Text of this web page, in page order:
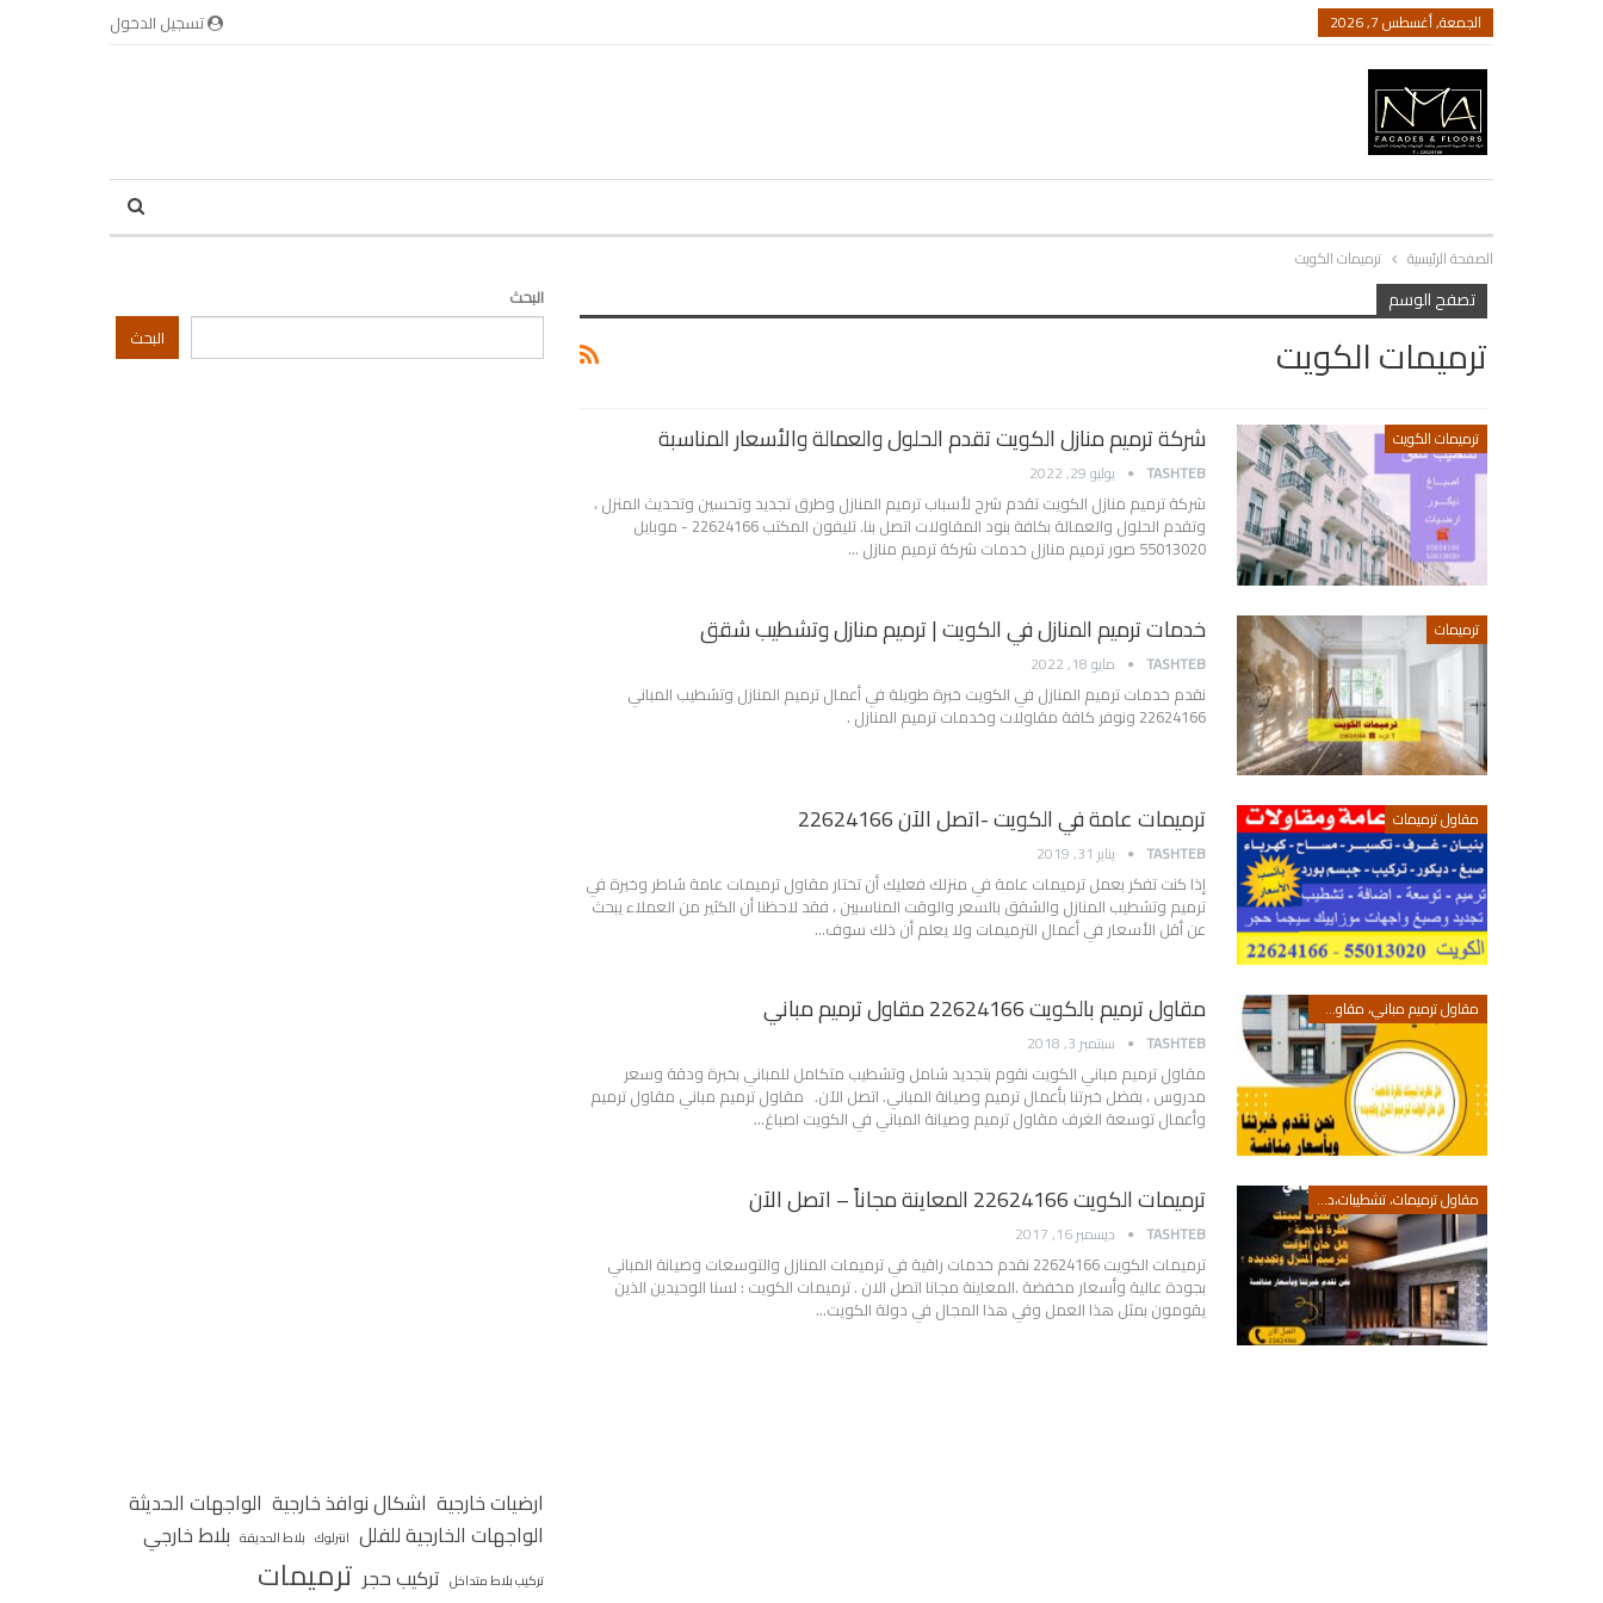
تسجيل الدخول الجمعة, أغسطس 7, 2026
الصفحة الرئيسية ترميمات الكويت
تصفح الوسم
ترميمات الكويت
ترميمات الكويت شركة ترميم منازل الكويت تقدم الحلول والعمالة والأسعار المناسبة
TASHTEB يوليو 29, 2022
شركة ترميم منازل الكويت تقدم شرح لأسباب ترميم المنازل وطرق تجديد وتحسين وتحديث المنزل ،
وتقدم الحلول والعمالة بكافة بنود المقاولات اتصل بنا. تليفون المكتب 22624166 - موبايل
55013020 صور ترميم منازل خدمات شركة ترميم منازل …
ترميمات خدمات ترميم المنازل في الكويت | ترميم منازل وتشطيب شقق
TASHTEB مايو 18, 2022
نقدم خدمات ترميم المنازل في الكويت خبرة طويلة في أعمال ترميم المنازل وتشطيب المباني
22624166 ونوفر كافة مقاولات وخدمات ترميم المنازل .
مقاول ترميمات ترميمات عامة في الكويت -اتصل الآن 22624166
TASHTEB يناير 31, 2019
إذا كنت تفكر بعمل ترميمات عامة في منزلك فعليك أن تختار مقاول ترميمات عامة شاطر وخبرة في
ترميم وتشطيب المنازل والشقق بالسعر والوقت المناسبين ، فقد لاحظنا أن الكثير من العملاء يبحث
عن أقل الأسعار في أعمال الترميمات ولا يعلم أن ذلك سوف…
مقاول ترميم مباني، مقاول ترميم بالكويت مقاول ترميم بالكويت 22624166 مقاول ترميم مباني
TASHTEB سبتمبر 3, 2018
مقاول ترميم مباني الكويت نقوم بتجديد شامل وتشطيب متكامل للمباني بخبرة ودقة وسعر
مدروس ، بفضل خبرتنا بأعمال ترميم وصيانة المباني. اتصل الآن. مقاول ترميم مباني مقاول ترميم
وأعمال توسعة الغرف مقاول ترميم وصيانة المباني في الكويت اصباغ…
مقاول ترميمات، تشطيبات،ديكور، اصباغ،سيراميك،تكسير سيراميك،رقم مقاول ترميمات، ترميمات الكويت 22624166 المعاينة مجاناً – اتصل الآن
TASHTEB ديسمبر 16, 2017
ترميمات الكويت 22624166 نقدم خدمات راقية في ترميمات المنازل والتوسعات وصيانة المباني
بجودة عالية وأسعار مخفضة .المعاينة مجانا اتصل الان . ترميمات الكويت : لسنا الوحيدين الذين
يقومون بمثل هذا العمل وفي هذا المجال في دولة الكويت…
البحث
البحث
ارضيات خارجية اشكال نوافذ خارجية الواجهات الحديثة
الواجهات الخارجية للفلل انترلوك بلاط الحديقة بلاط خارجي
تركيب بلاط متداخل تركيب حجر ترميمات